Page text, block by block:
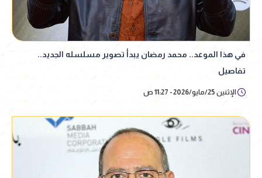
في هذا الموعد.. محمد رمضان يبدأ تصوير مسلسله الجديد..
تفاصيل
الإثنين 25/مايو/2026 - 11:27 ص